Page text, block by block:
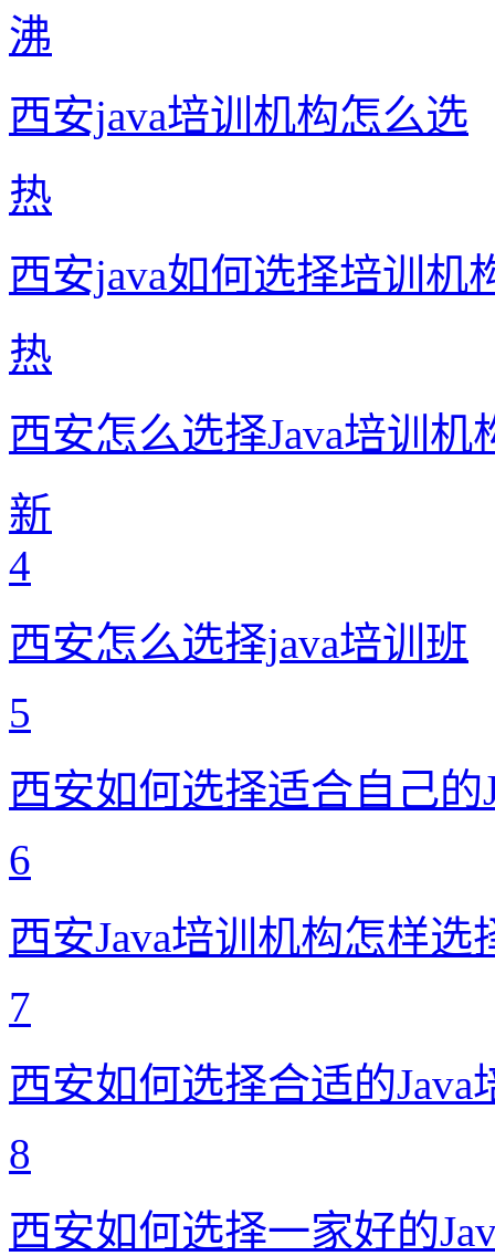
沸
西安java培训机构怎么选
热
西安java如何选择培训机
热
西安怎么选择Java培训机
新
4
西安怎么选择java培训班
5
西安如何选择适合自己的
6
西安Java培训机构怎样选
7
西安如何选择合适的Java
8
西安如何选择一家好的